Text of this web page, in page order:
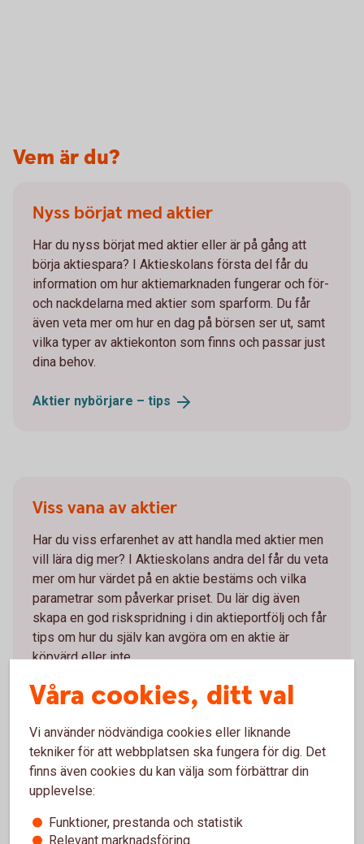
Vem är du?
Nyss börjat med aktier
Har du nyss börjat med aktier eller är på gång att
börja aktiespara? I Aktieskolans första del får du
information om hur aktiemarknaden fungerar och för-
och nackdelarna med aktier som sparform. Du får
även veta mer om hur en dag på börsen ser ut, samt
vilka typer av aktiekonton som finns och passar just
dina behov.
Aktier nybörjare – tips
Viss vana av aktier
Har du viss erfarenhet av att handla med aktier men
vill lära dig mer? I Aktieskolans andra del får du veta
mer om hur värdet på en aktie bestäms och vilka
parametrar som påverkar priset. Du lär dig även
skapa en god riskspridning i din aktieportfölj och får
tips om hur du själv kan avgöra om en aktie är
köpvärd eller inte.
Viss vana av aktier –tips
Van aktieplacerare
Har du hållit på länge med aktier? I Aktieskolans
Våra cookies, ditt val
Vi använder nödvändiga cookies eller liknande
tekniker för att webbplatsen ska fungera för dig. Det
finns även cookies du kan välja som förbättrar din
upplevelse:
Funktioner, prestanda och statistik
Relevant marknadsföring